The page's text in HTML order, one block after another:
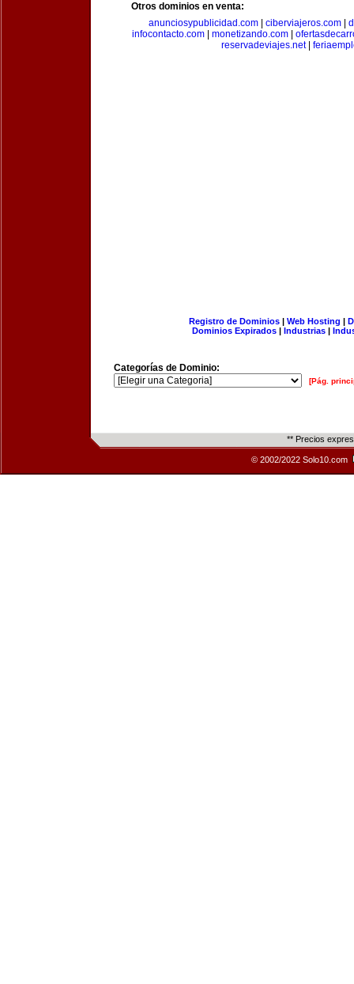
Otros dominios en venta:
anunciosypublicidad.com| ciberviajeros.com|
infocontacto.com
monetizando.com
reservadeviajes.net|
Registro de Dominios| Web Hosting |
Dominios Expirados | Industrias |
Categorías de Dominio:
[Pág.
** Precios
© 2002/2022 Solo10.com